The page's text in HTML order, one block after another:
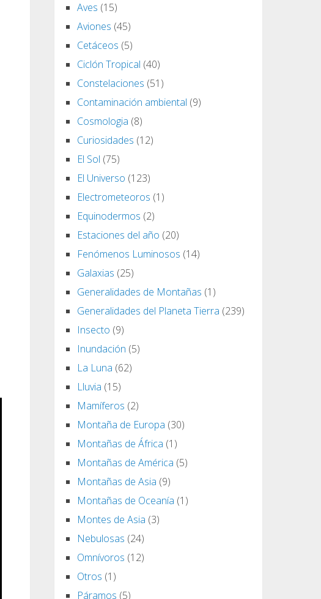
Aves (15)
Aviones (45)
Cetáceos (5)
Ciclón Tropical (40)
Constelaciones (51)
Contaminación ambiental (9)
Cosmologia (8)
Curiosidades (12)
El Sol (75)
El Universo (123)
Electrometeoros (1)
Equinodermos (2)
Estaciones del año (20)
Fenómenos Luminosos (14)
Galaxias (25)
Generalidades de Montañas (1)
Generalidades del Planeta Tierra (239)
Insecto (9)
Inundación (5)
La Luna (62)
Lluvia (15)
Mamíferos (2)
Montaña de Europa (30)
Montañas de África (1)
Montañas de América (5)
Montañas de Asia (9)
Montañas de Oceanía (1)
Montes de Asia (3)
Nebulosas (24)
Omnívoros (12)
Otros (1)
Páramos (5)